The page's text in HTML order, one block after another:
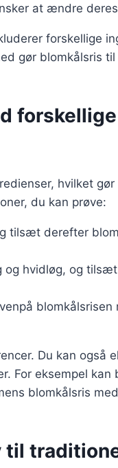
at ændre
forskellige
gør blomkålsris
forskellige
hvilket
du kan prøve:
tilsæt derefter
og hvidløg, og
blomkålsrisen
Du kan også
For eksempel kan
blomkålsris
til